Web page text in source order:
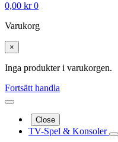
0,00 kr 0
Varukorg
×
Inga produkter i varukorgen.
Fortsätt handla
Close
TV-Spel & Konsoler